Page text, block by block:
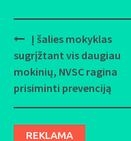
Post
navigation
Į šalies mokyklas
sugrįžtant vis daugiau
mokinių, NVSC ragina
prisiminti prevenciją
REKLAMA